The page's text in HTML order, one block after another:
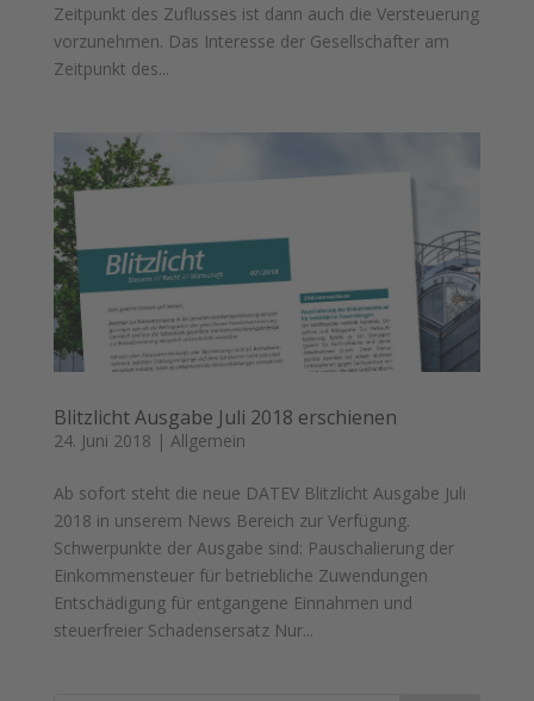
Zeitpunkt des Zuflusses ist dann auch die Versteuerung
vorzunehmen. Das Interesse der Gesellschafter am
Zeitpunkt des...
Blitzlicht Ausgabe Juli 2018 erschienen
24. Juni 2018 | Allgemein
Ab sofort steht die neue DATEV Blitzlicht Ausgabe Juli
2018 in unserem News Bereich zur Verfügung.
Schwerpunkte der Ausgabe sind: Pauschalierung der
Einkommensteuer für betriebliche Zuwendungen
Entschädigung für entgangene Einnahmen und
steuerfreier Schadensersatz Nur...